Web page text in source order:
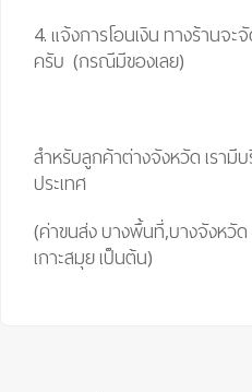
4. แจ้งการโอนเงิน ทางร้านจะ
ครับ (กรณีมีของเลย)
สำหรับลูกค้าต่างจังหวัด เรามี
ประเทศ
(ค่าขนส่ง บางพื้นที่,บางจังหวัด
เกาะสมุย เป็นต้น)